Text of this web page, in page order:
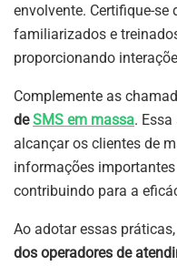
envolvente. Certifique-se
familiarizados e
proporcionando
Complemente as
deSMS em massa.
alcançar os clientes de
informações
contribuindo para a
Ao adotar essas
dos operadores de